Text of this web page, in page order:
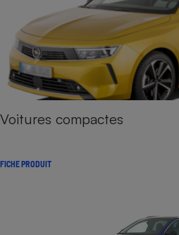
Voitures compactes
FICHE PRODUIT